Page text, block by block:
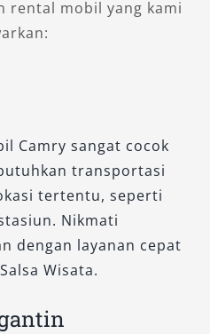
rental mobil yang kami
Camry sangat cocok
transportasi
tertentu, seperti
Nikmati
dengan layanan cepat
Wisata.